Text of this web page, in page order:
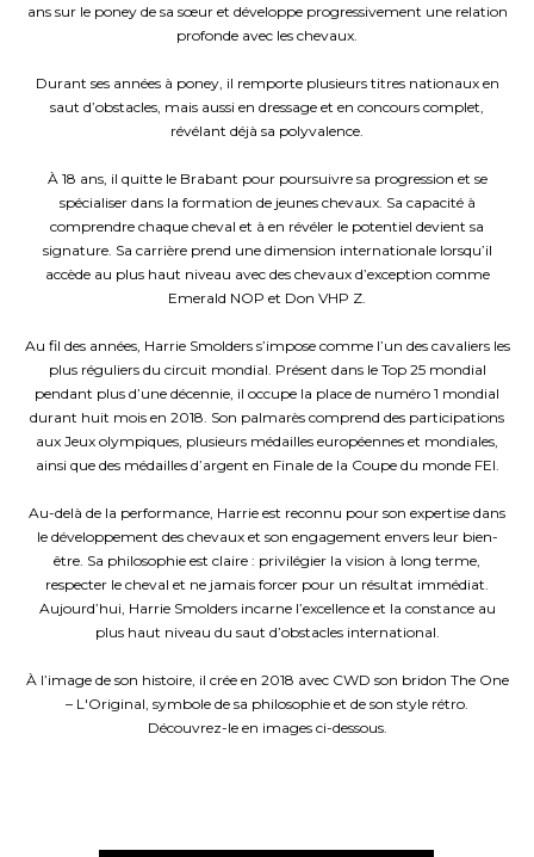
ans sur le poney de sa sœur et développe progressivement une relation
profonde avec les chevaux.
Durant ses années à poney, il remporte plusieurs titres nationaux en
saut d’obstacles, mais aussi en dressage et en concours complet,
révélant déjà sa polyvalence.
À 18 ans, il quitte le Brabant pour poursuivre sa progression et se
spécialiser dans la formation de jeunes chevaux. Sa capacité à
comprendre chaque cheval et à en révéler le potentiel devient sa
signature. Sa carrière prend une dimension internationale lorsqu’il
accède au plus haut niveau avec des chevaux d’exception comme
Emerald NOP et Don VHP Z.
Au fil des années, Harrie Smolders s’impose comme l’un des cavaliers les
plus réguliers du circuit mondial. Présent dans le Top 25 mondial
pendant plus d’une décennie, il occupe la place de numéro 1 mondial
durant huit mois en 2018. Son palmarès comprend des participations
aux Jeux olympiques, plusieurs médailles européennes et mondiales,
ainsi que des médailles d’argent en Finale de la Coupe du monde FEI.
Au-delà de la performance, Harrie est reconnu pour son expertise dans
le développement des chevaux et son engagement envers leur bien-
être. Sa philosophie est claire : privilégier la vision à long terme,
respecter le cheval et ne jamais forcer pour un résultat immédiat.
Aujourd’hui, Harrie Smolders incarne l’excellence et la constance au
plus haut niveau du saut d’obstacles international.
À l’image de son histoire, il crée en 2018 avec CWD son bridon The One
– L'Original, symbole de sa philosophie et de son style rétro.
Découvrez-le en images ci-dessous.